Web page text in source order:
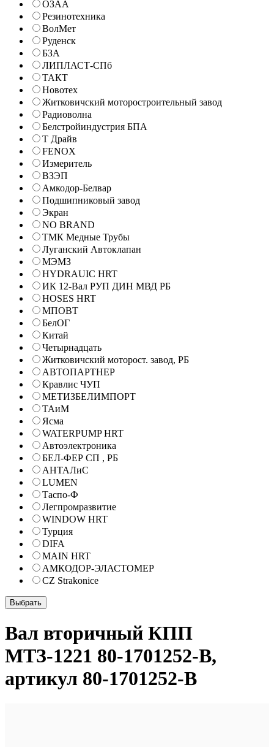
ОЗАА
Резинотехника
ВолМет
Руденск
БЗА
ЛИПЛАСТ-СПб
ТАКТ
Новотех
Житковичский моторостроительный завод
Радиоволна
Белстройиндустрия БПА
Т Драйв
FENOX
Измеритель
ВЗЭП
Амкодор-Белвар
Подшипниковый завод
Экран
NO BRAND
ТМК Медные Трубы
Луганский Автоклапан
МЭМЗ
HYDRAUIC HRT
ИК 12-Вал РУП ДИН МВД РБ
HOSES HRT
МПОВТ
БелОГ
Китай
Четырнадцать
Житковичский моторост. завод, РБ
АВТОПАРТНЕР
Кравлис ЧУП
МЕТИЗБЕЛИМПОРТ
ТАиМ
Ясма
WATERPUMP HRT
Автоэлектроника
БЕЛ-ФЕР СП , РБ
АНТАЛиС
LUMEN
Таспо-Ф
Легпромразвитие
WINDOW HRT
Турция
DIFA
MAIN HRT
АМКОДОР-ЭЛАСТОМЕР
CZ Strakonice
Вал вторичный КПП
МТЗ-1221 80-1701252-В,
артикул 80-1701252-В